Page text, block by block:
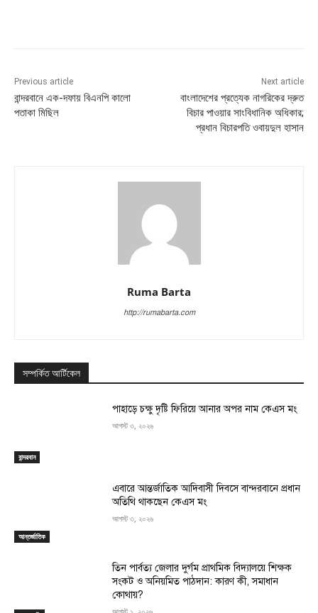
Previous article
বান্দরবানে এক-দফায় বিএনপি কালো
পতাকা মিছিল
Next article
বাংলাদেশের প্রত্যেক নাগরিকের দ্রুত
বিচার পাওয়ার সাংবিধানিক অধিকার;
প্রধান বিচারপতি ওবায়দুল হাসান
Ruma Barta
http://rumabarta.com
সম্পর্কিত আর্টিকেল
বান্দরবান
পাহাড়ে চক্ষু দৃষ্টি ফিরিয়ে আনার অপর নাম কেএস মং
আগস্ট ৩, ২০২৬
আন্তর্জাতিক
এবারে আন্তর্জাতিক আদিবাসী দিবসে বান্দরবানে প্রধান
অতিথি থাকছেন কেএস মং
আগস্ট ৩, ২০২৬
তিন পার্বত্য জেলার দুর্গম প্রাথমিক বিদ্যালয়ে শিক্ষক
সংকট ও অনিয়মিত পাঠদান: কারণ কী, সমাধান
কোথায়?